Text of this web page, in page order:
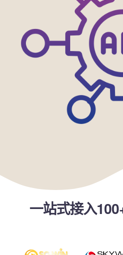
一站式接入